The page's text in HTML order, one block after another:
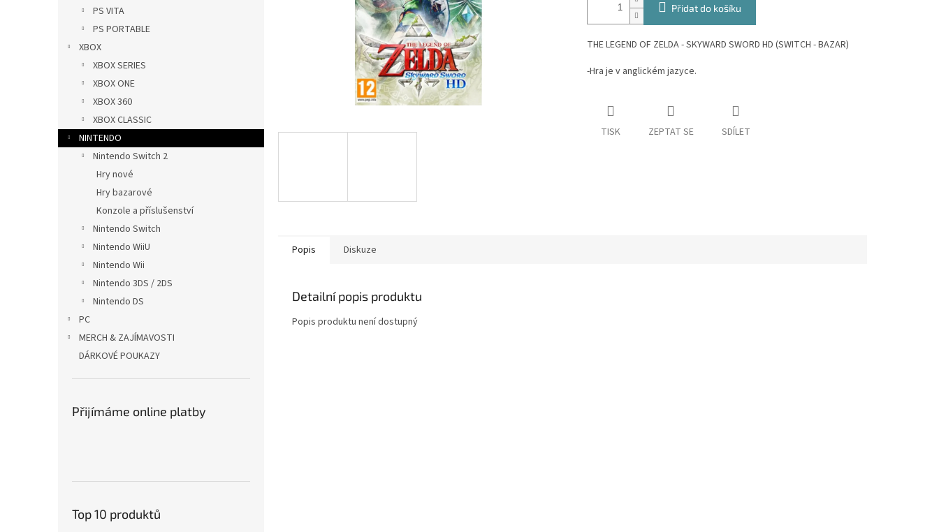
PS VITA
PS PORTABLE
XBOX
XBOX SERIES
XBOX ONE
XBOX 360
XBOX CLASSIC
NINTENDO
Nintendo Switch 2
Hry nové
Hry bazarové
Konzole a příslušenství
Nintendo Switch
Nintendo WiiU
Nintendo Wii
Nintendo 3DS / 2DS
Nintendo DS
PC
MERCH & ZAJÍMAVOSTI
DÁRKOVÉ POUKAZY
Přijímáme online platby
Top 10 produktů
Přidat do košíku
THE LEGEND OF ZELDA - SKYWARD SWORD HD (SWITCH - BAZAR)
-Hra je v anglickém jazyce.
TISK ZEPTAT SE SDÍLET
Popis Diskuze
Detailní popis produktu
Popis produktu není dostupný